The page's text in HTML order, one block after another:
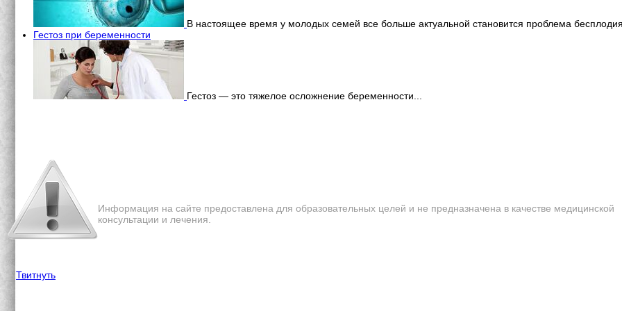
В настоящее время у молодых семей все больше актуальной становится проблема
Гестоз при беременности
Гестоз — это тяжелое осложнение беременности...
Информация на сайте предоставлена для образовательных целей и не предназначена в качестве медицинской
консультации и лечения.
Твитнуть